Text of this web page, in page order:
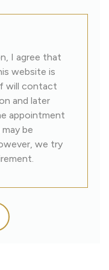
I agree that
website is
will contact
and later
appointment
be
we try